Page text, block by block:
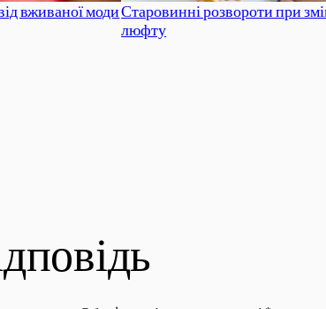
вживаної модиСтаровинні розвороти при
люфту